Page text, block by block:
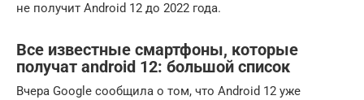
не получит Android 12 до 2022 года.
Все известные смартфоны, которые
получат android 12: большой список
Вчера Google сообщила о том, что Android 12 уже